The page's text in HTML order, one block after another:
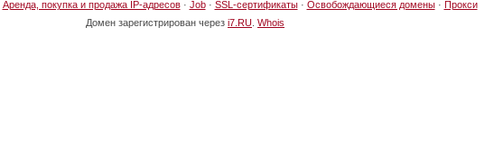
Аренда, покупка и продажа IP-адресов· Job· SSL-сертификаты· Освобождающиеся домены· Прокси
Домен зарегистрирован через i7.RU Whois